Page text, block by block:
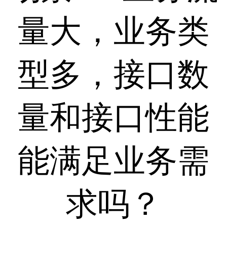
量大，业务类
型多，接口数
量和接口性能
能满足业务需
求吗？